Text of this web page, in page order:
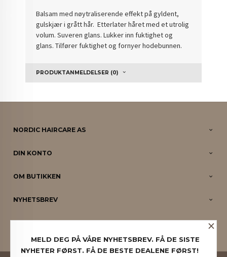
Balsam med nøytraliserende effekt på gyldent,
gulskjær i grått hår. Etterlater håret med et utrolig
volum. Suveren glans. Lukker inn fuktighet og
glans. Tilfører fuktighet og fornyer hodebunnen.
PRODUKTANMELDELSER (0)
NORDIC HAIRCARE AS
DIN KONTO
OM BUTIKKEN
NYHETSBREV
PARTNERE ×
MELD DEG PÅ VÅRE NYHETSBREV. FÅ DE SISTE
NYHETER FØRST. FÅ DE BESTE DEALENE FØRST!